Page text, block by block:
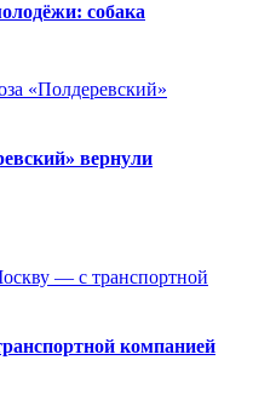
собака
вернули
компанией